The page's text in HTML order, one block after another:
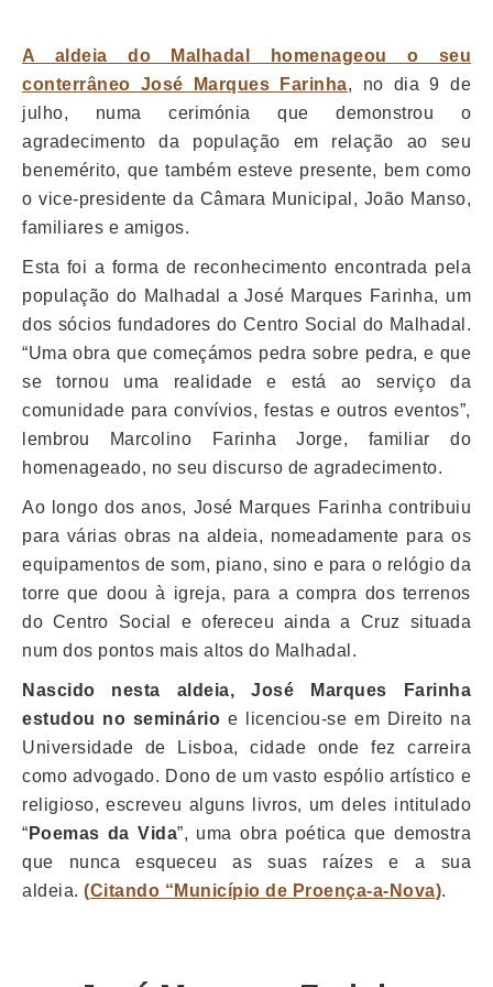
A aldeia do Malhadal homenageou o seu
conterrâneo José Marques Farinha, no dia 9 de
julho, numa cerimónia que demonstrou o
agradecimento da população em relação ao seu
benemérito, que também esteve presente, bem como
o vice-presidente da Câmara Municipal, João Manso,
familiares e amigos.
Esta foi a forma de reconhecimento encontrada pela
população do Malhadal a José Marques Farinha, um
dos sócios fundadores do Centro Social do Malhadal.
“Uma obra que começámos pedra sobre pedra, e que
se tornou uma realidade e está ao serviço da
comunidade para convívios, festas e outros eventos”,
lembrou Marcolino Farinha Jorge, familiar do
homenageado, no seu discurso de agradecimento.
Ao longo dos anos, José Marques Farinha contribuiu
para várias obras na aldeia, nomeadamente para os
equipamentos de som, piano, sino e para o relógio da
torre que doou à igreja, para a compra dos terrenos
do Centro Social e ofereceu ainda a Cruz situada
num dos pontos mais altos do Malhadal.
Nascido nesta aldeia, José Marques Farinha
estudou no seminário e licenciou-se em Direito na
Universidade de Lisboa, cidade onde fez carreira
como advogado. Dono de um vasto espólio artístico e
religioso, escreveu alguns livros, um deles intitulado
“ Poemas da Vida”, uma obra poética que demostra
que nunca esqueceu as suas raízes e a sua
aldeia. (Citando “Município de Proença-a-Nova).